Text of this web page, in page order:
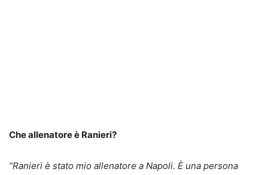
Che allenatore è Ranieri?
“Ranieri è stato mio allenatore a Napoli. È una persona